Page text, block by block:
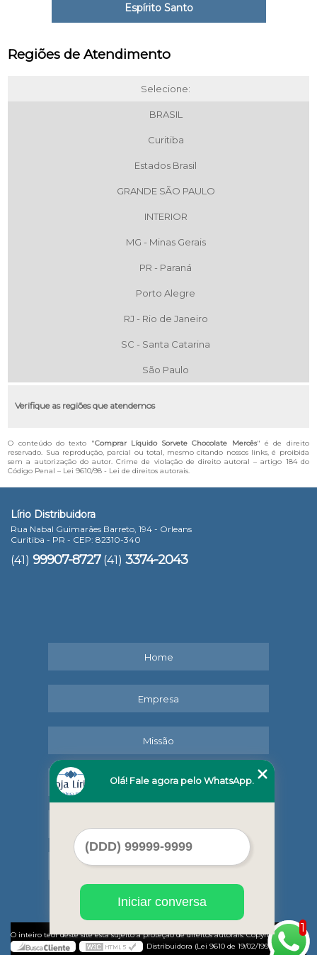
Espírito Santo
Regiões de Atendimento
Selecione:
BRASIL
Curitiba
Estados Brasil
GRANDE SÃO PAULO
INTERIOR
MG - Minas Gerais
PR - Paraná
Porto Alegre
RJ - Rio de Janeiro
SC - Santa Catarina
São Paulo
Verifique as regiões que atendemos
O conteúdo do texto "Comprar Líquido Sorvete Chocolate Mercês" é de direito
reservado. Sua reprodução, parcial ou total, mesmo citando nossos links, é proibida
sem a autorização do autor. Crime de violação de direito autoral – artigo 184 do
Código Penal – Lei 9610/98 - Lei de direitos autorais.
Lírio Distribuidora
Rua Nabal Guimarães Barreto, 194 - Orleans
Curitiba - PR - CEP: 82310-340
(41) 99907-8727 (41) 3374-2043
Home
Empresa
Missão
Serviços
Mapa do site
O inteiro teor deste site está sujeito à proteção de direitos autorais. Copyright©
Lírio
Distribuidora (Lei 9610 de 19/02/1998)
1
Olá! Fale agora pelo WhatsApp.
Iniciar conversa